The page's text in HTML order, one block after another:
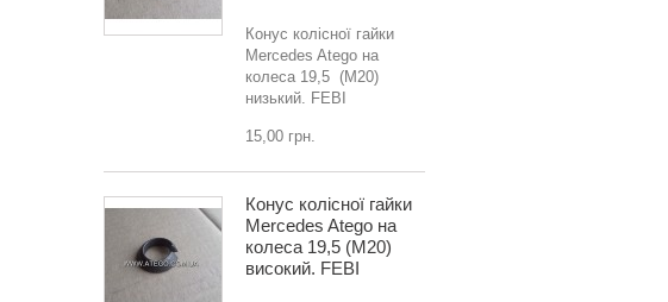
Конус колісної гайки
Mercedes Atego на
колеса 19,5 (M20)
низький. FEBI
15,00 грн.
Конус колісної гайки
Mercedes Atego на
колеса 19,5 (M20)
високий. FEBI